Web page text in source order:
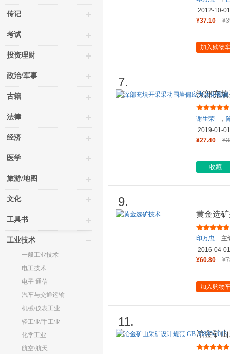
传记
考试
投资理财
政治/军事
古籍
法律
经济
医学
旅游/地图
文化
工具书
工业技术
一般工业技术
电工技术
电子 通信
汽车与交通运输
机械/仪表工业
轻工业/手工业
化学工业
航空/航天
2012-10-01
¥37.10
加入购物
7.
深部充
谢生荣 ，
2019-01-01
¥27.40
收藏
9.
黄金选
印万忠
主
2016-04-01
¥60.80
加入购物
11.
冶金矿